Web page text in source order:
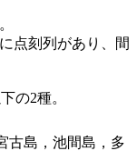
点刻列があり、間
の2種。
古島，池間島，多